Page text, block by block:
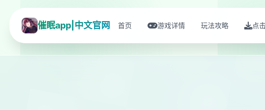
催眠app|中文官网 首页 游戏详情 玩法攻略 点